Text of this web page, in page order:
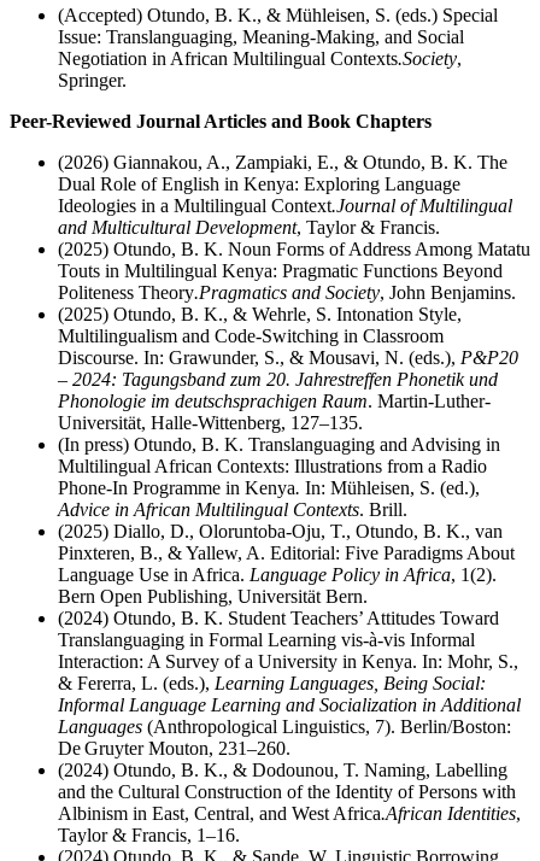
(Accepted) Otundo, B. K., & Mühleisen, S. (eds.) Special
Issue: Translanguaging, Meaning-Making, and Social
Negotiation in African Multilingual Contexts.Society,
Springer.
Peer-Reviewed Journal Articles and Book Chapters
(2026) Giannakou, A., Zampiaki, E., & Otundo, B. K. The
Dual Role of English in Kenya: Exploring Language
Ideologies in a Multilingual Context.Journal of Multilingual
and Multicultural Development, Taylor & Francis.
(2025) Otundo, B. K. Noun Forms of Address Among Matatu
Touts in Multilingual Kenya: Pragmatic Functions Beyond
Politeness Theory.Pragmatics and Society, John Benjamins.
(2025) Otundo, B. K., & Wehrle, S. Intonation Style,
Multilingualism and Code-Switching in Classroom
Discourse. In: Grawunder, S., & Mousavi, N. (eds.), P&P20
– 2024: Tagungsband zum 20. Jahrestreffen Phonetik und
Phonologie im deutschsprachigen Raum. Martin-Luther-
Universität, Halle-Wittenberg, 127–135.
(In press) Otundo, B. K. Translanguaging and Advising in
Multilingual African Contexts: Illustrations from a Radio
Phone-In Programme in Kenya. In: Mühleisen, S. (ed.),
Advice in African Multilingual Contexts. Brill.
(2025) Diallo, D., Oloruntoba-Oju, T., Otundo, B. K., van
Pinxteren, B., & Yallew, A. Editorial: Five Paradigms About
Language Use in Africa. Language Policy in Africa, 1(2).
Bern Open Publishing, Universität Bern.
(2024) Otundo, B. K. Student Teachers’ Attitudes Toward
Translanguaging in Formal Learning vis-à-vis Informal
Interaction: A Survey of a University in Kenya. In: Mohr, S.,
& Fererra, L. (eds.), Learning Languages, Being Social:
Informal Language Learning and Socialization in Additional
Languages (Anthropological Linguistics, 7). Berlin/Boston:
De Gruyter Mouton, 231–260.
(2024) Otundo, B. K., & Dodounou, T. Naming, Labelling
and the Cultural Construction of the Identity of Persons with
Albinism in East, Central, and West Africa.African Identities,
Taylor & Francis, 1–16.
(2024) Otundo, B. K., & Sande, W. Linguistic Borrowing